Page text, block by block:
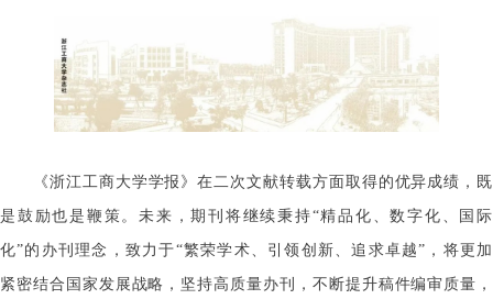
《浙江工商大学学报》在二次文献转载方面取得的优异成绩，既
是鼓励也是鞭策。未来，期刊将继续秉持“精品化、数字化、国际
化”的办刊理念，致力于“繁荣学术、引领创新、追求卓越”，将更加
紧密结合国家发展战略，坚持高质量办刊，不断提升稿件编审质量，